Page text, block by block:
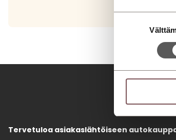
Tervetuloa asiakaslähtöiseen